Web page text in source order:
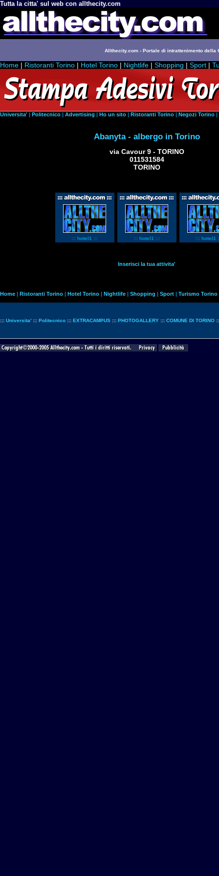
Tutta la citta' sul web con allthecity.com
Allthecity.com - Portale di intrattenimento della
Home | Ristoranti Torino | Hotel Torino | Nightlife | Shopping | Sport |
Universita' | Politecnico | Advertising | Ho un sito | Ristoranti Torino | Negozi Torino |
Abanyta - albergo in Torino
via Cavour 9 - TORINO
011531584
TORINO
::: hotel1 ::: ::: hotel1 ::: ::: hotel1
Inserisci la tua attivita'
Home | Ristoranti Torino | Hotel Torino | Nightlife | Shopping | Sport | Turismo Torino
::: Universita' ::: Politecnico ::: EXTRACAMPUS ::: PHOTOGALLERY ::: COMUNE DI TORINO